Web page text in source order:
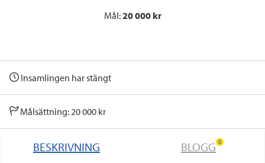
Mål:20 000 kr
Insamlingen har stängt
Målsättning: 20 000 kr
BESKRIVNING BLOGG 0